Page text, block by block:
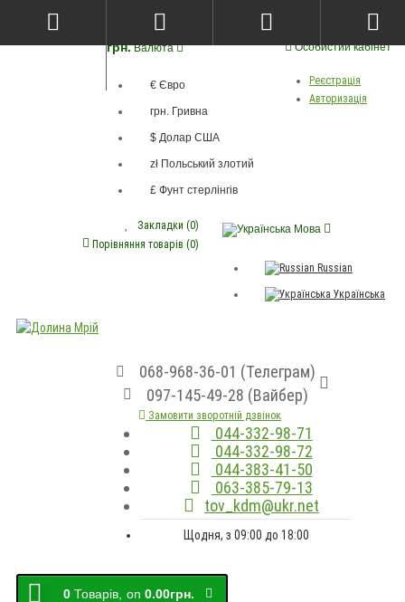
Особистий кабінет
Реєстрація
Авторизація
грн. Валюта
€ Євро
грн. Гривна
$ Долар США
zł Польський злотий
£ Фунт стерлінгів
Мова
Russian
Українська
Закладки (0)
Порівняння товарів (0)
068-968-36-01 (Телеграм)
097-145-49-28 (Вайбер)
Замовити зворотній дзвінок
044-332-98-71
044-332-98-72
044-383-41-50
063-385-79-13
tov_kdm@ukr.net
Щодня, з 09:00 до 18:00
0 Товарів, on 0.00грн.